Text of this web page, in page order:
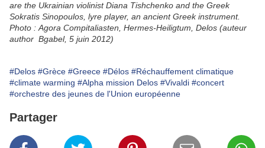
are the Ukrainian violinist Diana Tishchenko and the Greek
Sokratis Sinopoulos, lyre player, an ancient Greek instrument.
Photo : Agora Compitaliasten, Hermes-Heiligtum, Delos (auteur
author Bgabel, 5 juin 2012)
#Delos #Grèce #Greece #Délos #Réchauffement climatique
#climate warming #Alpha mission Delos #Vivaldi #concert
#orchestre des jeunes de l'Union européenne
Partager